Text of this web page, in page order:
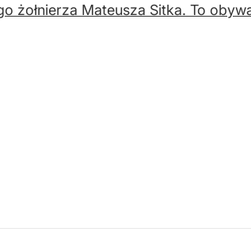
żołnierza Mateusza Sitka. To